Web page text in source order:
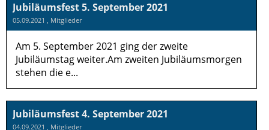
Jubiläumsfest 5. September 2021
05.09.2021 , Mitglieder
Am 5. September 2021 ging der zweite
Jubiläumstag weiter.Am zweiten Jubiläumsmorgen
stehen die e...
Jubiläumsfest 4. September 2021
04.09.2021 , Mitglieder